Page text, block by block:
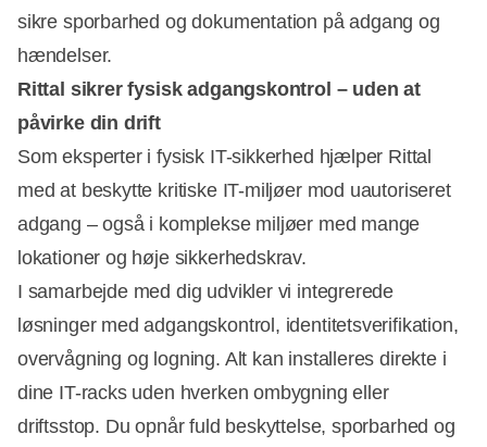
sikre sporbarhed og dokumentation på adgang og
hændelser.
Rittal sikrer fysisk adgangskontrol – uden at
påvirke din drift
Som eksperter i fysisk IT-sikkerhed hjælper Rittal
med at beskytte kritiske IT-miljøer mod uautoriseret
adgang – også i komplekse miljøer med mange
lokationer og høje sikkerhedskrav.
I samarbejde med dig udvikler vi integrerede
løsninger med adgangskontrol, identitetsverifikation,
overvågning og logning. Alt kan installeres direkte i
dine IT-racks uden hverken ombygning eller
driftsstop. Du opnår fuld beskyttelse, sporbarhed og